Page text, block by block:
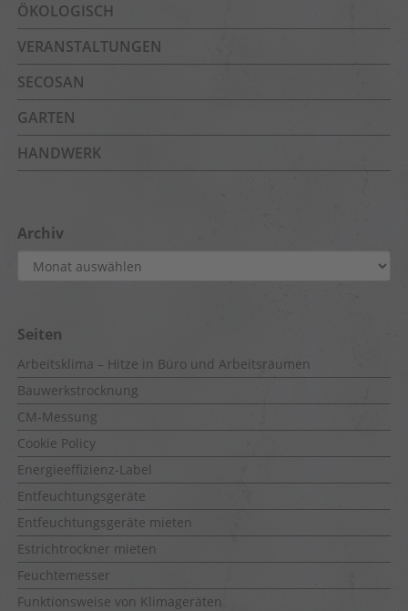
ÖKOLOGISCH
VERANSTALTUNGEN
SECOSAN
GARTEN
HANDWERK
Archiv
Archiv
Seiten
Arbeitsklima – Hitze in Büro und Arbeitsräumen
Bauwerkstrocknung
CM-Messung
Cookie Policy
Energieeffizienz-Label
Entfeuchtungsgeräte
Entfeuchtungsgeräte mieten
Estrichtrockner mieten
Feuchtemesser
Funktionsweise von Klimageräten